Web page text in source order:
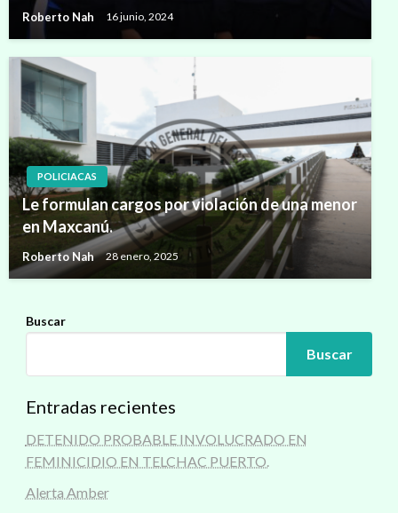
Roberto Nah 16 junio, 2024
POLICIACAS
Le formulan cargos por violación de una menor
en Maxcanú.
Roberto Nah 28 enero, 2025
Buscar
Buscar
Entradas recientes
DETENIDO PROBABLE INVOLUCRADO EN
FEMINICIDIO EN TELCHAC PUERTO.
Alerta Amber